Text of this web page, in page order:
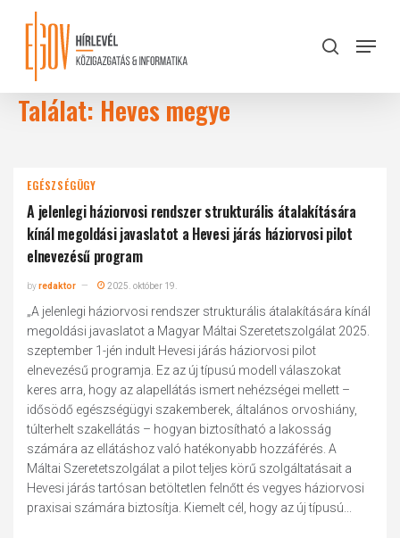
content
search
Menu
Találat: Heves megye
EGÉSZSÉGÜGY
A jelenlegi háziorvosi rendszer strukturális átalakítására
kínál megoldási javaslatot a Hevesi járás háziorvosi pilot
elnevezésű program
byredaktor 2025. október 19.
„A jelenlegi háziorvosi rendszer strukturális átalakítására kínál
megoldási javaslatot a Magyar Máltai Szeretetszolgálat 2025.
szeptember 1-jén indult Hevesi járás háziorvosi pilot
elnevezésű programja. Ez az új típusú modell válaszokat
keres arra, hogy az alapellátás ismert nehézségei mellett –
idősödő egészségügyi szakemberek, általános orvoshiány,
túlterhelt szakellátás – hogyan biztosítható a lakosság
számára az ellátáshoz való hatékonyabb hozzáférés. A
Máltai Szeretetszolgálat a pilot teljes körű szolgáltatásait a
Hevesi járás tartósan betöltetlen felnőtt és vegyes háziorvosi
praxisai számára biztosítja. Kiemelt cél, hogy az új típusú...
Close